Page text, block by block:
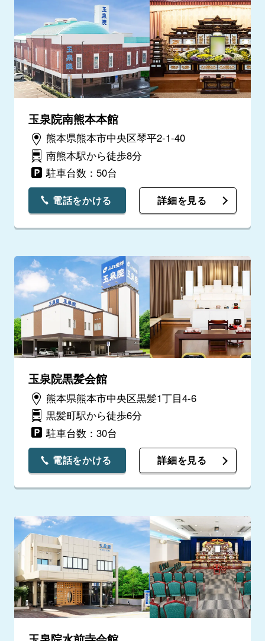
玉泉院南熊本本館
熊本県熊本市中央区琴平2-1-40
南熊本駅から徒歩8分
駐車台数：50台
電話をかける 詳細を見る
玉泉院黒髪会館
熊本県熊本市中央区黒髪1丁目4-6
黒髪町駅から徒歩6分
駐車台数：30台
電話をかける 詳細を見る